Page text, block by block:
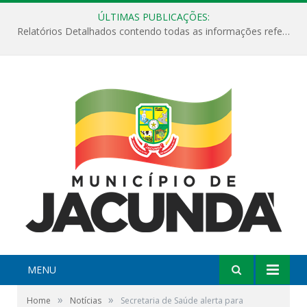
ÚLTIMAS PUBLICAÇÕES:
Relatórios Detalhados contendo todas as informações referentes a execução de recursos destinados ao fomento de projetos culturais no Município de Jacundá entre os anos de 2022 ao presente ano de 2026.
MENU
Home » Notícias » Secretaria de Saúde alerta para